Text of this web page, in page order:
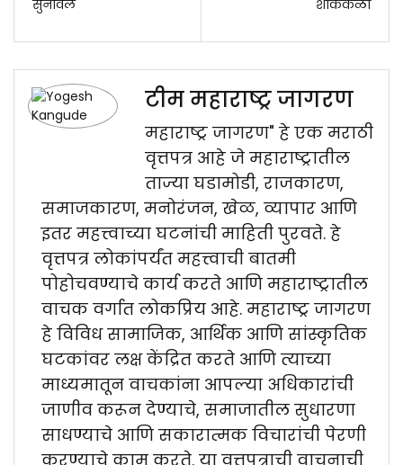
सुनावलं शोककळा
टीम महाराष्ट्र जागरण
महाराष्ट्र जागरण" हे एक मराठी
वृत्तपत्र आहे जे महाराष्ट्रातील
ताज्या घडामोडी, राजकारण,
समाजकारण, मनोरंजन, खेळ, व्यापार आणि
इतर महत्त्वाच्या घटनांची माहिती पुरवते. हे
वृत्तपत्र लोकांपर्यंत महत्त्वाची बातमी
पोहोचवण्याचे कार्य करते आणि महाराष्ट्रातील
वाचक वर्गात लोकप्रिय आहे. महाराष्ट्र जागरण
हे विविध सामाजिक, आर्थिक आणि सांस्कृतिक
घटकांवर लक्ष केंद्रित करते आणि त्याच्या
माध्यमातून वाचकांना आपल्या अधिकारांची
जाणीव करून देण्याचे, समाजातील सुधारणा
साधण्याचे आणि सकारात्मक विचारांची पेरणी
करण्याचे काम करते. या वृत्तपत्राची वाचनाची